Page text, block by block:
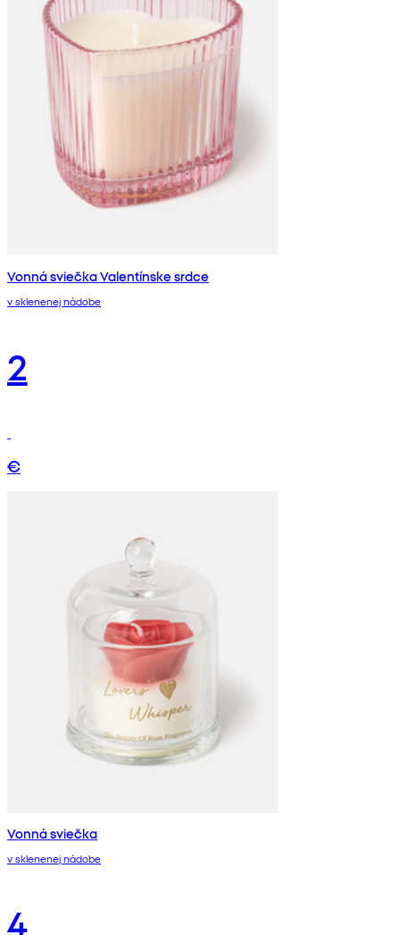
Vonná sviečka Valentínske srdce
v sklenenej nádobe
2
€
Vonná sviečka
v sklenenej nádobe
4